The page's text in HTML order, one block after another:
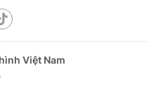
VTV.vn khi phát hành lại
Việt Nam